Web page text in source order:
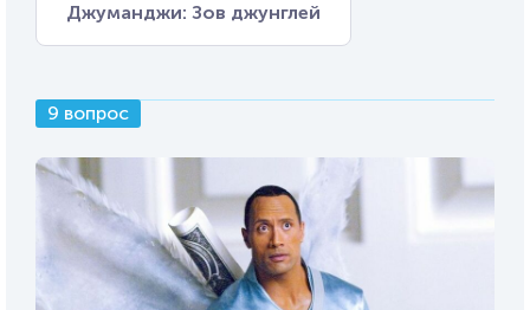
Джуманджи: Зов джунглей
9 вопрос